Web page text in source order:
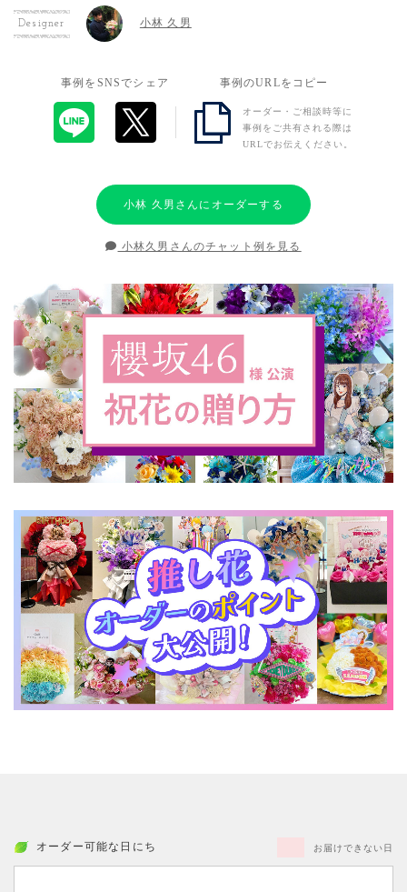
Designer 小林 久男
事例をSNSでシェア 事例のURLをコピー
オーダー・ご相談時等に
事例をご共有される際は
URLでお伝えください。
小林 久男さんにオーダーする
小林久男さんのチャット例を見る
オーダー可能な日にち お届けできない日